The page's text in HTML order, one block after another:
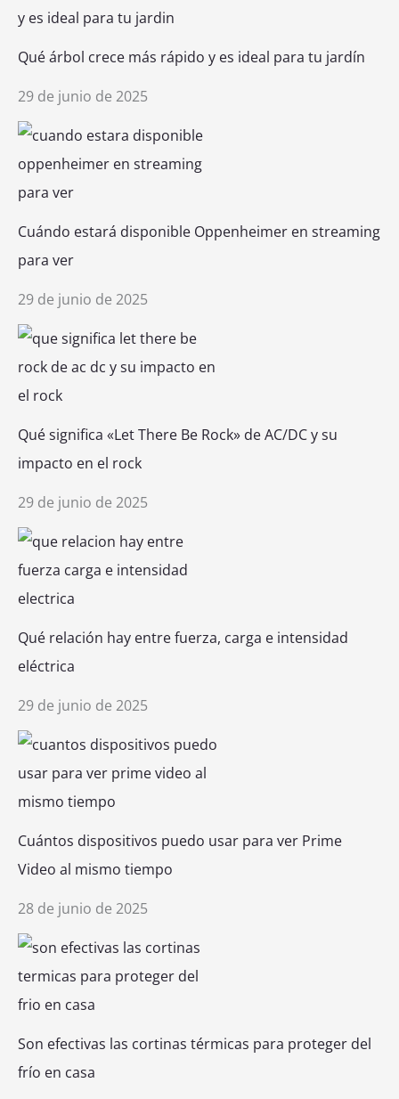
Qué árbol crece más rápido y es ideal para tu jardín
29 de junio de 2025
Cuándo estará disponible Oppenheimer en streaming
para ver
29 de junio de 2025
Qué significa «Let There Be Rock» de AC/DC y su
impacto en el rock
29 de junio de 2025
Qué relación hay entre fuerza, carga e intensidad
eléctrica
29 de junio de 2025
Cuántos dispositivos puedo usar para ver Prime
Video al mismo tiempo
28 de junio de 2025
Son efectivas las cortinas térmicas para proteger del
frío en casa